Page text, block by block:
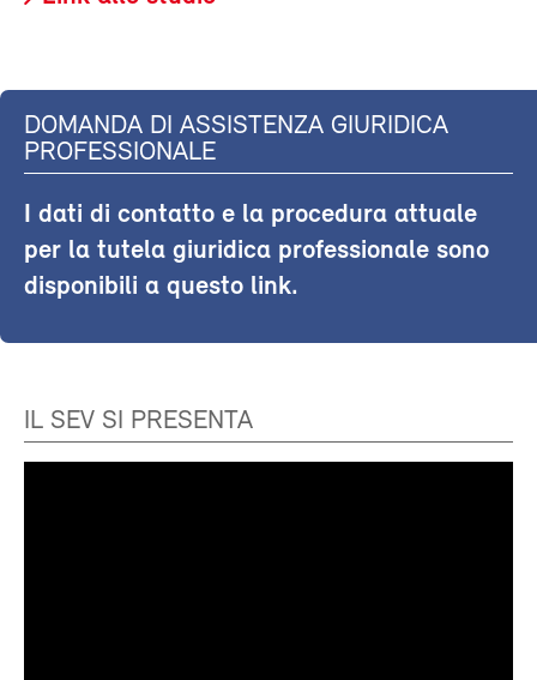
DOMANDA DI ASSISTENZA GIURIDICA
PROFESSIONALE
I dati di contatto e la procedura attuale
per la tutela giuridica professionale sono
disponibili a questo link.
IL SEV SI PRESENTA